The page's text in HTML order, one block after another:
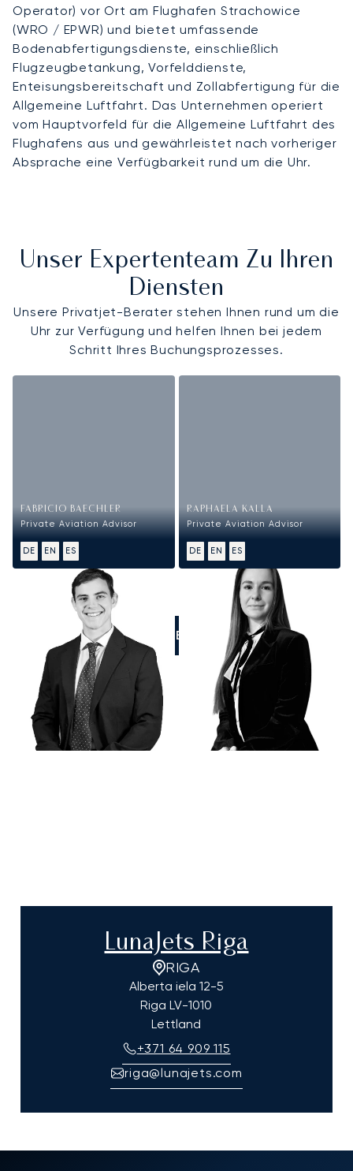
Operator) vor Ort am Flughafen Strachowice
(WRO / EPWR) und bietet umfassende
Bodenabfertigungsdienste, einschließlich
Flugzeugbetankung, Vorfelddienste,
Enteisungsbereitschaft und Zollabfertigung für die
Allgemeine Luftfahrt. Das Unternehmen operiert
vom Hauptvorfeld für die Allgemeine Luftfahrt des
Flughafens aus und gewährleistet nach vorheriger
Absprache eine Verfügbarkeit rund um die Uhr.
Unser Expertenteam Zu Ihren
Diensten
Unsere Privatjet-Berater stehen Ihnen rund um die
Uhr zur Verfügung und helfen Ihnen bei jedem
Schritt Ihres Buchungsprozesses.
FABRICIO BAECHLER
Private Aviation Advisor
DE EN ES
RAPHAELA KALLA
Private Aviation Advisor
DE EN ES
RUFEN SIE UNS AN
LunaJets Riga
RIGA
Alberta iela 12-5
Riga LV-1010
Lettland
+371 64 909 115
riga@lunajets.com